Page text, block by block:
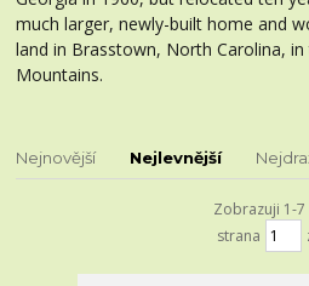
much larger, newly-built home and
land in Brasstown, North Carolina,
Mountains.
Nejnovější Nejlevnější
Zobrazuji 1-7
strana